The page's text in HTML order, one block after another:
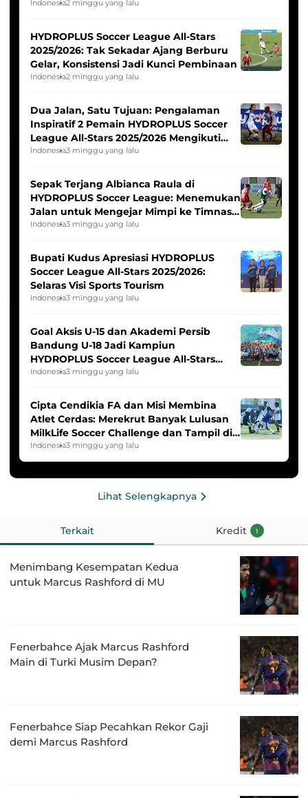
Pernah Padam
Indonesia2 minggu yang lalu
HYDROPLUS Soccer League All-Stars
2025/2026: Tak Sekadar Ajang Berburu
Gelar, Konsistensi Jadi Kunci Pembinaan
Indonesia2 minggu yang lalu
Dua Jalan, Satu Tujuan: Pengalaman
Inspiratif 2 Pemain HYDROPLUS Soccer
League All-Stars 2025/2026 Mengikuti
Seleksi Timnas Indonesia Putri
Indonesia3 minggu yang lalu
Sepak Terjang Albianca Raula di
HYDROPLUS Soccer League: Menemukan
Jalan untuk Mengejar Mimpi ke Timnas
Indonesia Putri
Indonesia3 minggu yang lalu
Bupati Kudus Apresiasi HYDROPLUS
Soccer League All-Stars 2025/2026:
Selaras Visi Sports Tourism
Indonesia3 minggu yang lalu
Goal Aksis U-15 dan Akademi Persib
Bandung U-18 Jadi Kampiun
HYDROPLUS Soccer League All-Stars
2025/2026
Indonesia3 minggu yang lalu
Cipta Cendikia FA dan Misi Membina
Atlet Cerdas: Merekrut Banyak Lulusan
MilkLife Soccer Challenge dan Tampil di
HYDROPLUS Soccer League
Indonesia3 minggu yang lalu
Lihat Selengkapnya
Terkait Kredit 1
Menimbang Kesempatan Kedua
untuk Marcus Rashford di MU
Fenerbahce Ajak Marcus Rashford
Main di Turki Musim Depan?
Fenerbahce Siap Pecahkan Rekor Gaji
demi Marcus Rashford